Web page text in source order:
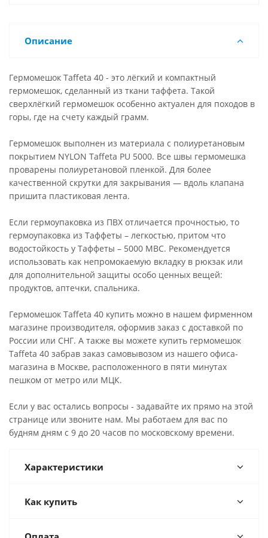
Описание
Гермомешок Taffeta 40 - это лёгкий и компактный
гермомешок, сделанный из ткани таффета. Такой
сверхлёгкий гермомешок особенно актуален для походов в
горы, где на счету каждый грамм.
Гермомешок выполнен из материала с полиуретановым
покрытием NYLON Taffeta PU 5000. Все швы гермомешка
проварены полиуретановой пленкой. Для более
качественной скрутки для закрывания — вдоль клапана
пришита пластиковая лента.
Если гермоупаковка из ПВХ отличается прочностью, то
гермоупаковка из Таффеты – легкостью, притом что
водостойкость у Таффеты – 5000 МВС. Рекомендуется
использовать как непромокаемую вкладку в рюкзак или
для дополнительной защиты особо ценных вещей:
продуктов, аптечки, спальника.
Гермомешок Taffeta 40 купить можно в нашем фирменном
магазине производителя, оформив заказ с доставкой по
России или СНГ. А также вы можете купить гермомешок
Taffeta 40 забрав заказ самовывозом из нашего офиса-
магазина в Москве, расположенного в пяти минутах
пешком от метро или МЦК.
Если у вас остались вопросы - задавайте их прямо на этой
странице или звоните нам. Мы работаем для вас по
будням дням с 9 до 20 часов по московскому времени.
Характеристики
Как купить